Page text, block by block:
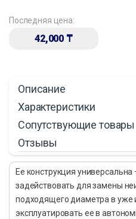
Последняя цена:
42,000 ₸
Описание
Характеристики
Сопутствующие товары
Отзывы
Ее конструкция
задействовать для замены
подходящего диаметра в
эксплуатировать ее в